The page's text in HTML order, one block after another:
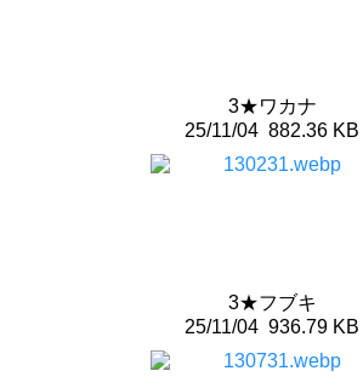
3★ワカナ
25/11/04 882.36 KB
3★フブキ
25/11/04 936.79 KB